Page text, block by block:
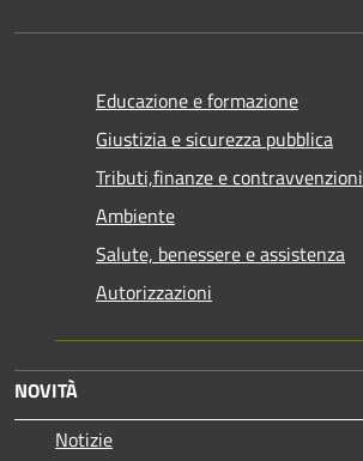
Educazione e formazione
Giustizia e sicurezza pubblica
Tributi,finanze e contravvenzioni
Ambiente
Salute, benessere e assistenza
Autorizzazioni
NOVITÀ
Notizie